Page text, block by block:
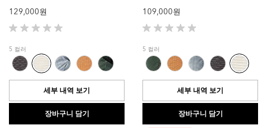
129,000 원
별
5
개
중
0.0
입
다.
5 컬러
세부 내역 보기
장바구니 담기
109,000 원
별
5
개
중
0.0
입
다.
5 컬러
세부 내역 보기
장바구니 담기